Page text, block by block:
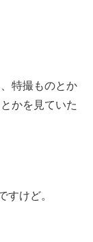
特撮ものとか
かを見ていた
けど。